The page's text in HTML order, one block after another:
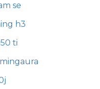
se
h3
ti